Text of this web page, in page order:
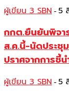
ผู้เขียน 3 SBN - 5
กกต.ยืนยันพิจา
ส.ค.นี้-นัดประชุ
ปราศจากการชี้
ผู้เขียน 3 SBN - 5